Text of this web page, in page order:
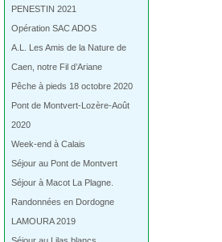
PENESTIN 2021
Opération SAC ADOS
A.L. Les Amis de la Nature de
Caen, notre Fil d’Ariane
Pêche à pieds 18 octobre 2020
Pont de Montvert-Lozère-Août
2020
Week-end à Calais
Séjour au Pont de Montvert
Séjour à Macot La Plagne.
Randonnées en Dordogne
LAMOURA 2019